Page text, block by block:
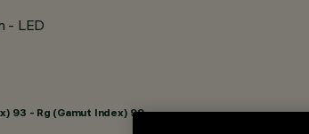
- LED
93 - Rg (Gamut Index) 99